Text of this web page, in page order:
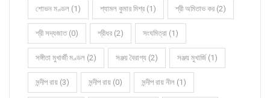
শোভন মণ্ডল (1) শ্যামল কুমার মিশ্র (1) শ্রী অমিতাভ কর (2)
শ্রী সদ্যজাত (0) শ্রীধর (2) সংঘমিত্রা (1)
সঙ্গীতা মুখার্জী মণ্ডল (2) সঞ্জয় বৈরাগ্য (2) সঞ্জয় মুখার্জি (1)
সন্দীপ রায় (3) সন্দীপ রায় (0) সন্দীপ রায় নীল (1)